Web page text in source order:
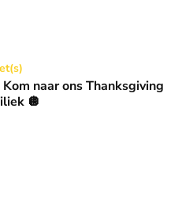
Thanksgiving gala in de
naar ons Thanksgiving
🪩